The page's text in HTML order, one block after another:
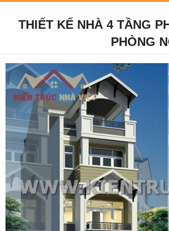
THIẾT KẾ NHÀ 4 TẦNG
PHÒNG